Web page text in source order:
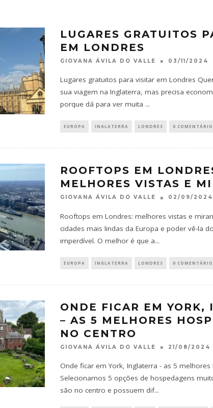
LUGARES GRATUITOS
EM LONDRES
GIOVANA ÁVILA DO VALLE 03/11/2024
Lugares gratuitos para visitar em Londres
sua viagem na Inglaterra, mas precisa
porque dá para ver muita ...
EUROPA INGLATERRA LONDRES 0
ROOFTOPS EM
MELHORES VISTAS E
GIOVANA ÁVILA DO VALLE 02/09/2024
Rooftops em Londres: melhores vistas e
cidades mais lindas da Europa e poder vê-la
imperdível. O melhor é que a...
EUROPA INGLATERRA LONDRES 0
ONDE FICAR EM YORK,
– AS 5 MELHORES
NO CENTRO
GIOVANA ÁVILA DO VALLE 21/08/2024
Onde ficar em York, Inglaterra - as 5
Selecionamos 5 opções de hospedagens
são no centro e possuem dif...